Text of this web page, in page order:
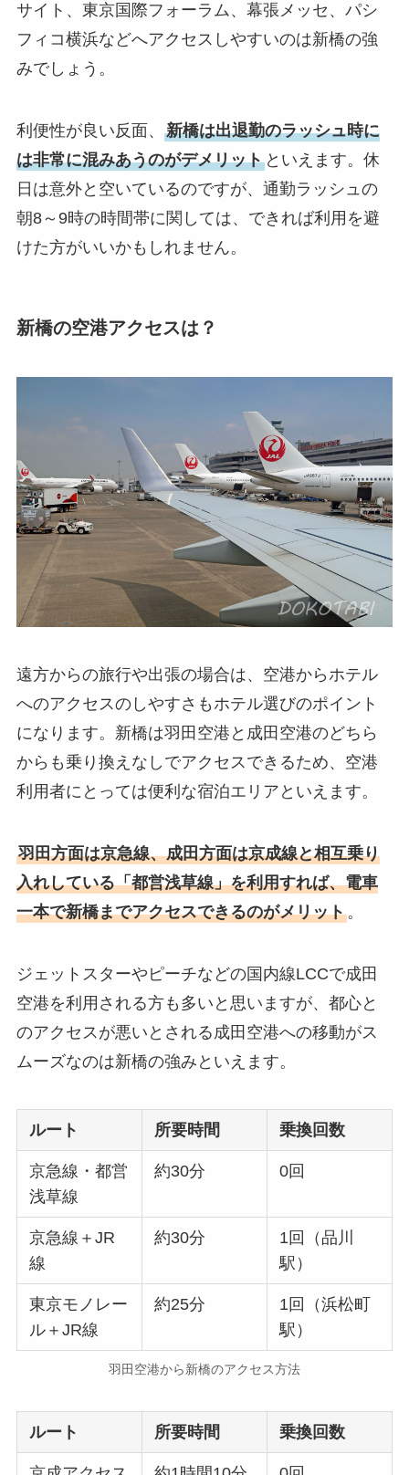
サイト、東京国際フォーラム、幕張メッセ、パシ
フィコ横浜などへアクセスしやすいのは新橋の強
みでしょう。
利便性が良い反面、 新橋は出退勤のラッシュ時に
は非常に混みあうのがデメリットといえます。休
日は意外と空いているのですが、通勤ラッシュの
朝8～9時の時間帯に関しては、できれば利用を避
けた方がいいかもしれません。
新橋の空港アクセスは？
遠方からの旅行や出張の場合は、空港からホテル
へのアクセスのしやすさもホテル選びのポイント
になります。新橋は羽田空港と成田空港のどちら
からも乗り換えなしでアクセスできるため、空港
利用者にとっては便利な宿泊エリアといえます。
羽田方面は京急線、成田方面は京成線と相互乗り
入れしている「都営浅草線」を利用すれば、電車
一本で新橋までアクセスできるのがメリット。
ジェットスターやピーチなどの国内線LCCで成田
空港を利用される方も多いと思いますが、都心と
のアクセスが悪いとされる成田空港への移動がス
ムーズなのは新橋の強みといえます。
ルート 所要時間 乗換回数
京急線・都営
浅草線
約30分 0回
京急線＋JR
線
約30分
1回（品川
駅）
東京モノレー
ル＋JR線
約25分
1回（浜松町
駅）
羽田空港から新橋のアクセス方法
ルート 所要時間 乗換回数